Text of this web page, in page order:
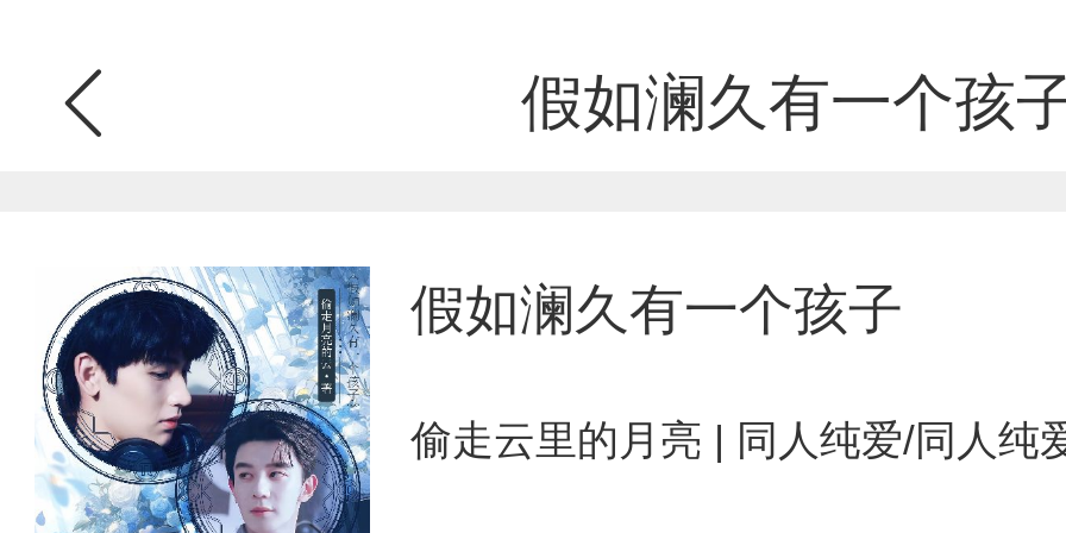
假如澜久有一个孩
假如澜久有一个孩子
偷走云里的月亮 | 同人纯爱/同人纯